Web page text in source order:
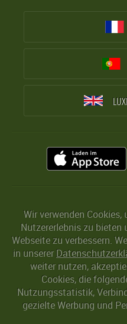
Wir verwenden
Nutzererlebnis zu bieten
Webseite zu verbessern.
in unserer
weiter nutzen,
Cookies, die
Nutzungsstatistik,
gezielte Werbung und